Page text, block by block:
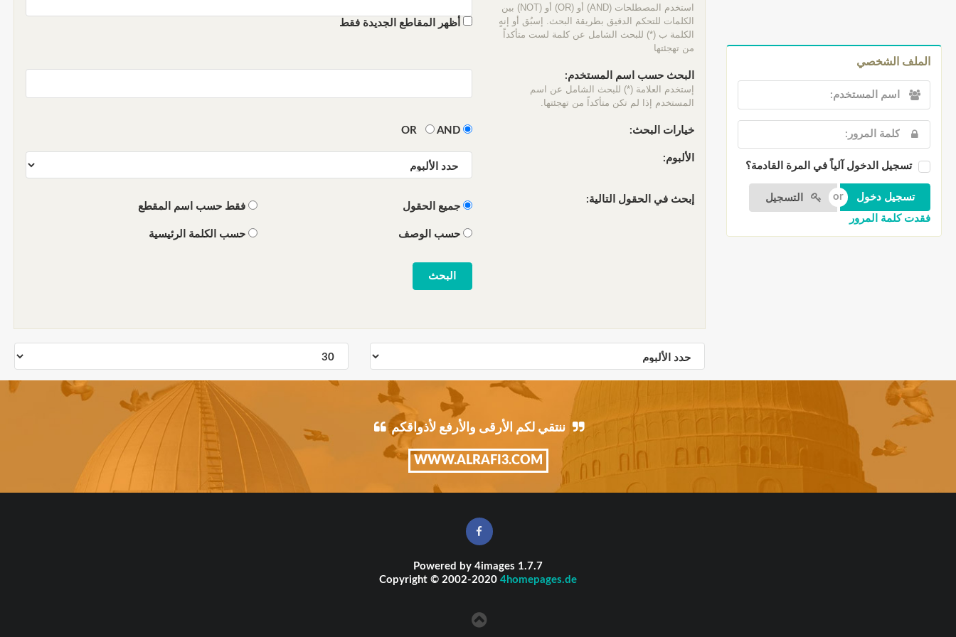
الملف الشخصي
تسجيل الدخول آلياً في المرة القادمة؟
التسجيل
فقدت كلمة المرور
استخدم المصطلحات (AND) أو (OR) أو (NOT) بين
الكلمات للتحكم الدقيق بطريقة البحث. إسبُق أو إنهٍ
الكلمة ب (*) للبحث الشامل عن كلمة لست متأكداً
من تهجئتها
أظهر المقاطع الجديدة فقط
البحث حسب اسم المستخدم:
إستخدم العلامة (*) للبحث الشامل عن اسم
المستخدم إذا لم تكن متأكداً من تهجئتها.
خيارات البحث: OR
AND
الألبوم:
إبحث في الحقول التالية:
جميع الحقول فقط حسب اسم المقطع
حسب الوصف حسب الكلمة الرئيسية
ننتقي لكم الأرقى والأرفع لأذواقكم
WWW.ALRAFI3.COM
Powered by 4images 1.7.7
Copyright © 2002-2020 4homepages.de